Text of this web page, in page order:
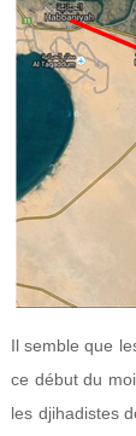
Il semble que
ce début du
les djihadistes